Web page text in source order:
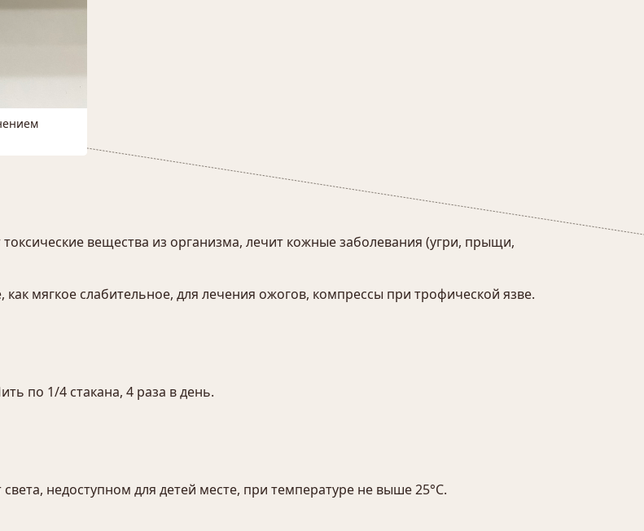
вещества из организма, лечит кожные заболевания (угри, прыщи,
мягкое слабительное, для лечения ожогов, компрессы при трофической язве.
по 1/4 стакана, 4 раза в день.
недоступном для детей месте, при температуре не выше 25°С.